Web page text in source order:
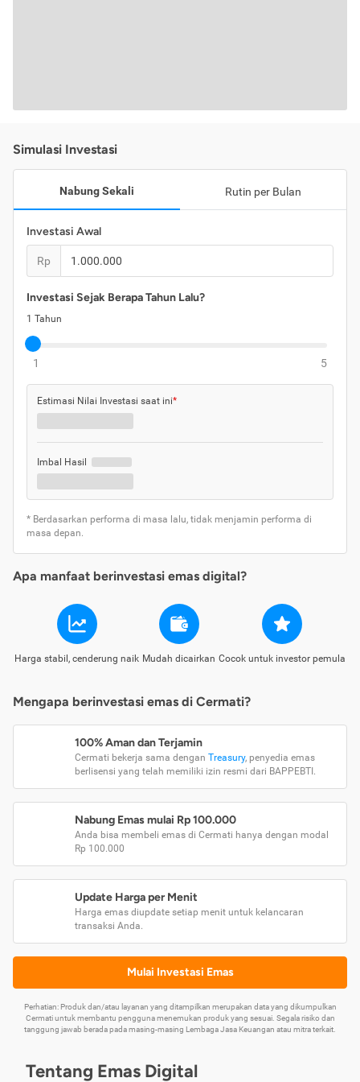
Simulasi Investasi
Nabung Sekali Rutin per Bulan
Investasi Awal
Rp
Investasi Sejak Berapa Tahun Lalu?
1 Tahun
1 5
Estimasi Nilai Investasi saat ini*
Imbal Hasil
* Berdasarkan performa di masa lalu, tidak menjamin performa di
masa depan.
Apa manfaat berinvestasi emas digital?
Harga stabil, cenderung naik Mudah dicairkan Cocok untuk investor pemula
Mengapa berinvestasi emas di Cermati?
100% Aman dan Terjamin
Cermati bekerja sama dengan Treasury, penyedia emas
berlisensi yang telah memiliki izin resmi dari BAPPEBTI.
Nabung Emas mulai Rp 100.000
Anda bisa membeli emas di Cermati hanya dengan modal
Rp 100.000
Update Harga per Menit
Harga emas diupdate setiap menit untuk kelancaran
transaksi Anda.
Mulai Investasi Emas
Perhatian: Produk dan/atau layanan yang ditampilkan merupakan data yang dikumpulkan
Cermati untuk membantu pengguna menemukan produk yang sesuai. Segala risiko dan
tanggung jawab berada pada masing-masing Lembaga Jasa Keuangan atau mitra terkait.
Tentang Emas Digital